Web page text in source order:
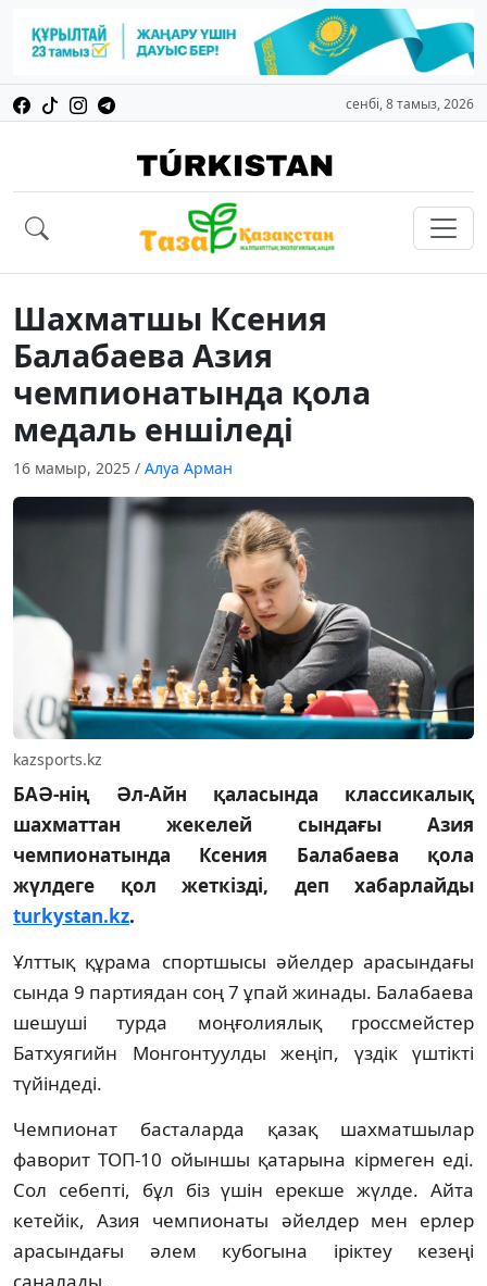
сенбі, 8 тамыз, 2026
Шахматшы Ксения
Балабаева Азия
чемпионатында қола
медаль еншіледі
16 мамыр, 2025 / Алуа Арман
kazsports.kz
БАӘ-нің Әл-Айн қаласында классикалық
шахматтан жекелей сындағы Азия
чемпионатында Ксения Балабаева қола
жүлдеге қол жеткізді, деп хабарлайды
turkystan.kz.
Ұлттық құрама спортшысы әйелдер арасындағы
сында 9 партиядан соң 7 ұпай жинады. Балабаева
шешуші турда моңғолиялық гроссмейстер
Батхуягийн Монгонтуулды жеңіп, үздік үштікті
түйіндеді.
Чемпионат басталарда қазақ шахматшылар
фаворит ТОП-10 ойыншы қатарына кірмеген еді.
Сол себепті, бұл біз үшін ерекше жүлде. Айта
кетейік, Азия чемпионаты әйелдер мен ерлер
арасындағы әлем кубогына іріктеу кезеңі
саналады.